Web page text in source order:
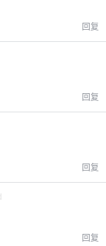
回复
回复
回复
回复